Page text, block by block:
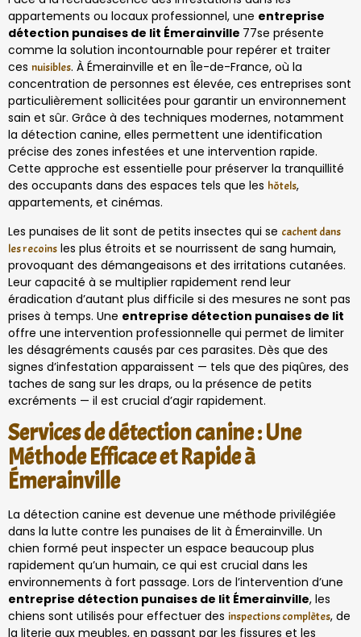
appartements ou locaux professionnel, une entreprise
détection punaises de lit Émerainville 77se présente
comme la solution incontournable pour repérer et traiter
ces nuisibles. À Émerainville et en Île-de-France, où la
concentration de personnes est élevée, ces entreprises sont
particulièrement sollicitées pour garantir un environnement
sain et sûr. Grâce à des techniques modernes, notamment
la détection canine, elles permettent une identification
précise des zones infestées et une intervention rapide.
Cette approche est essentielle pour préserver la tranquillité
des occupants dans des espaces tels que les hôtels,
appartements, et cinémas.
Les punaises de lit sont de petits insectes qui se cachent dans
les recoins les plus étroits et se nourrissent de sang humain,
provoquant des démangeaisons et des irritations cutanées.
Leur capacité à se multiplier rapidement rend leur
éradication d’autant plus difficile si des mesures ne sont pas
prises à temps. Une entreprise détection punaises de lit
offre une intervention professionnelle qui permet de limiter
les désagréments causés par ces parasites. Dès que des
signes d’infestation apparaissent — tels que des piqûres, des
taches de sang sur les draps, ou la présence de petits
excréments — il est crucial d’agir rapidement.
Services de détection canine : Une
Méthode Efficace et Rapide à
Émerainville
La détection canine est devenue une méthode privilégiée
dans la lutte contre les punaises de lit à Émerainville. Un
chien formé peut inspecter un espace beaucoup plus
rapidement qu’un humain, ce qui est crucial dans les
environnements à fort passage. Lors de l’intervention d’une
entreprise détection punaises de lit Émerainville, les
chiens sont utilisés pour effectuer des inspections complètes, de
la literie aux meubles, en passant par les fissures et les